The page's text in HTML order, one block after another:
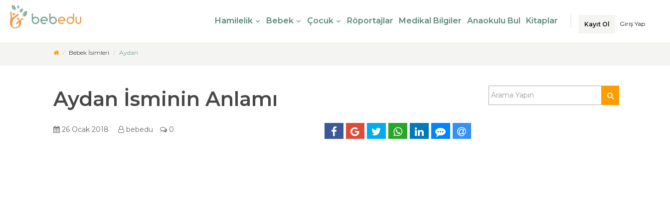
Hamilelik Bebek Çocuk Röportajlar Medikal Bilgiler Anaokulu Bul Kitaplar Kayıt Ol Giriş Yap
Bebek İsimleri Aydan
Aydan İsminin Anlamı
26 Ocak 2018 bebedu 0